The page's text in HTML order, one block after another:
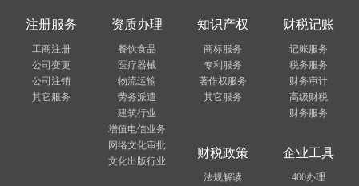
注册服务
工商注册
公司变更
公司注销
其它服务
资质办理
餐饮食品
医疗器械
物流运输
劳务派遣
建筑行业
增值电信业务
网络文化审批
文化出版行业
知识产权
商标服务
专利服务
著作权服务
其它服务
财税记账
记账服务
税务服务
财务审计
高级财税
财务服务
财税政策
法规解读
企业工具
400办理